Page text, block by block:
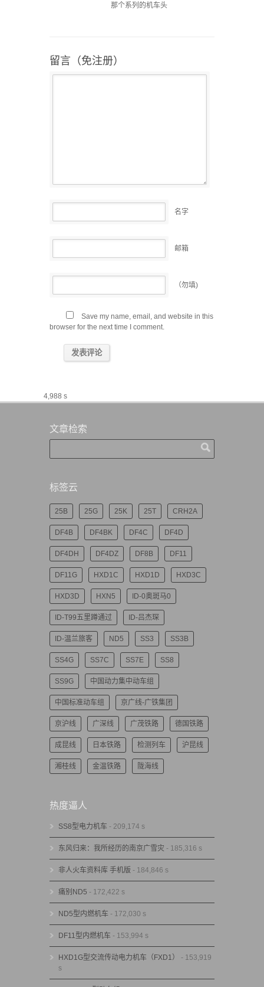
那个系列的机车头
留言（免注册）
名字
邮箱
（勿填)
Save my name, email, and website in this
browser for the next time I comment.
4,988 s
文章检索
标签云
25B 25G 25K 25T CRH2A
DF4B DF4BK DF4C DF4D
DF4DH DF4DZ DF8B DF11
DF11G HXD1C HXD1D HXD3C
HXD3D HXN5 ID-0奥斑马0
ID-T99五里蹲通过 ID-吕杰琛
ID-温兰旅客 ND5 SS3 SS3B
SS4G SS7C SS7E SS8
SS9G 中国动力集中动车组
中国标准动车组 京广线-广铁集团
京沪线 广深线 广茂铁路 德国铁路
成昆线 日本铁路 检测列车 沪昆线
湘桂线 金温铁路 陇海线
热度逼人
SS8型电力机车 - 209,174 s
东风归来：我所经历的南京广雪灾 - 185,316 s
非人火车资料库 手机版 - 184,846 s
痛别ND5 - 172,422 s
ND5型内燃机车 - 172,030 s
DF11型内燃机车 - 153,994 s
HXD1G型交流传动电力机车（FXD1）
- 153,919
s